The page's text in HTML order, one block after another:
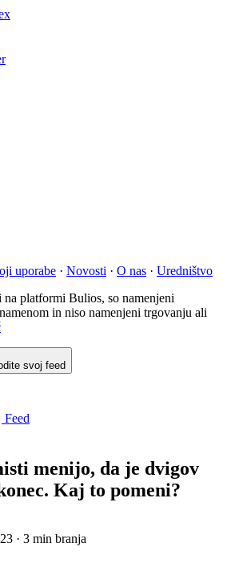
uporabe · Novosti · O nas · Uredništvo
platformi Bulios, so namenjeni
in niso namenjeni trgovanju ali
svoj feed
Feed
menijo, da je dvigov
Kaj to pomeni?
· 3 min branja